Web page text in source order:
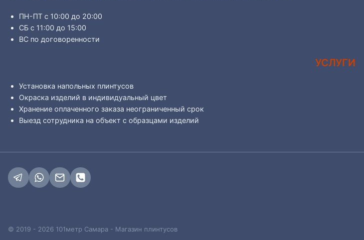
ПН-ПТ с 10:00 до 20:00
СБ с 11:00 до 15:00
ВС по договоренности
УСЛУГИ
Установка напольных плинтусов
Окраска изделий в индивидуальный цвет
Хранение оплаченного заказа неограниченный срок
Выезд сотрудника на объект с образцами изделий
© 2019 - 2026 101метр Самара - Магазин плинтусов